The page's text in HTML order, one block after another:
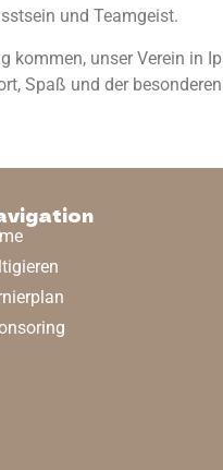
und Teamgeist.
kommen, unser Verein
Spaß und der